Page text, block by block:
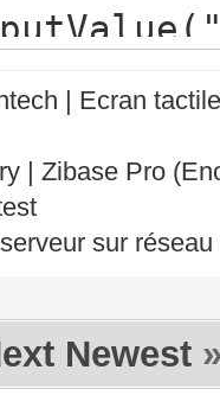
=
=
=
=
| Ecran
| Zibase Pro
sur
Newest